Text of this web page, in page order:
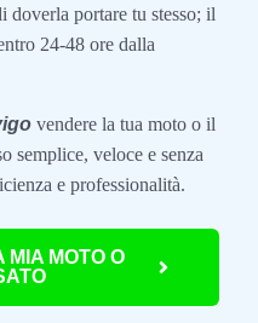
portare tu stesso; il
24-48 ore dalla
vendere la tua moto o il
semplice, veloce e senza
e professionalità.
MIA MOTO O